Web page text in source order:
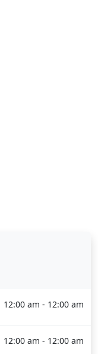
12:00 am - 12:00 am
12:00 am - 12:00 am